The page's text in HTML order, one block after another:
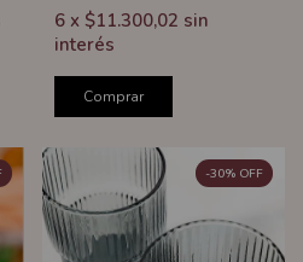
6 x $11.300,02 sin
interés
Comprar
-30% OFF